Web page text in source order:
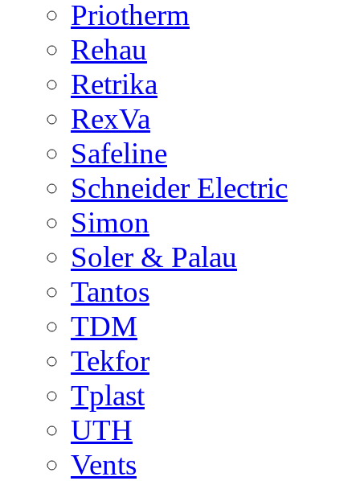
Priotherm
Rehau
Retrika
RexVa
Safeline
Schneider Electric
Simon
Soler & Palau
Tantos
TDM
Tekfor
Tplast
UTH
Vents